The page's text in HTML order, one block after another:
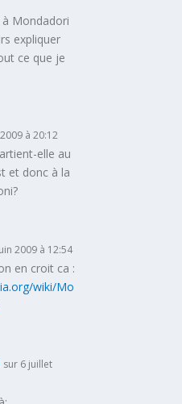
à Mondadori
expliquer
ce que je
à 20:12
elle au
et donc à la
2009 à 12:54
en croit ca :
wiki/Mo
sur 6 juillet